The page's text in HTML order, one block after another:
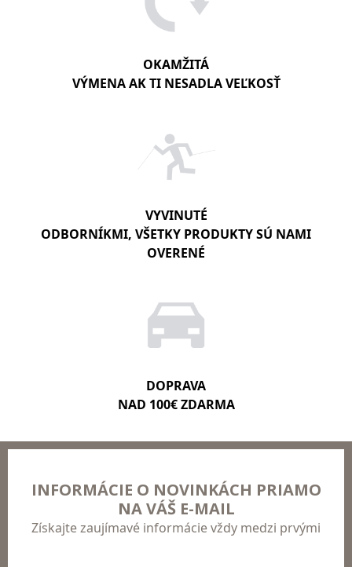
OKAMŽITÁ
VÝMENA AK TI NESADLA VEĽKOSŤ
VYVINUTÉ
ODBORNÍKMI, VŠETKY PRODUKTY SÚ NAMI
OVERENÉ
DOPRAVA
NAD 100€ ZDARMA
INFORMÁCIE O NOVINKÁCH PRIAMO
NA VÁŠ E-MAIL
Získajte zaujímavé informácie vždy medzi prvými